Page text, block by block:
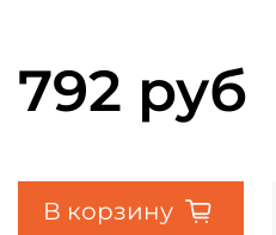
792 руб
В корзину